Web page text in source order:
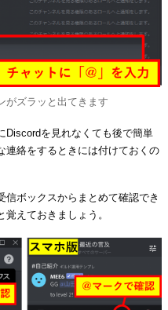
がズラッと出てきます
Discordを見れなくても後で簡単
連絡をするときには付けておくの
信ボックスからまとめて確認でき
えておきましょう。